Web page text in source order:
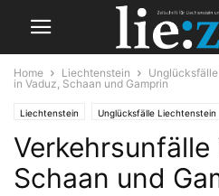
Home Liechtenstein
in Vaduz, Schaan und Gamprin
Liechtenstein Unglücksfälle Liechtenstein
Verkehrsunfälle
Schaan und